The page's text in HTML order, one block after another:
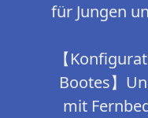
für Jungen
【
Bootes】
mit